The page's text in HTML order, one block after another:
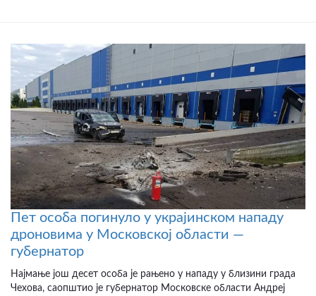
Пет особа погинуло у украјинском нападу
дроновима у Московској области —
губернатор
Најмање још десет особа је рањено у нападу у близини града
Чехова, саопштио је губернатор Московске области Андреј